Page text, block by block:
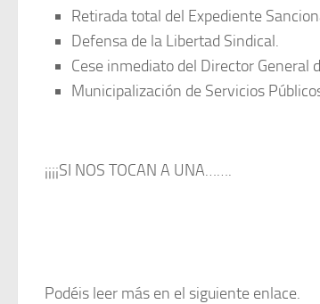
Retirada total del Expediente
Defensa de la Libertad Sindical.
Cese inmediato del Director General
Municipalización de Servicios
¡¡¡¡SI NOS TOCAN A UNA…….
Podéis leer más en el siguiente enlace.